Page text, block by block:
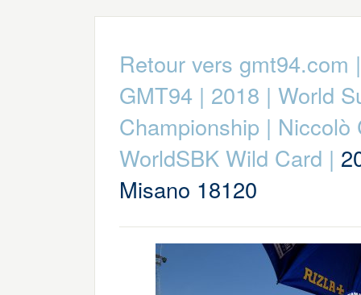
Retour vers gmt94.com
GMT94 | 2018 | World
Championship | Niccolò
WorldSBK Wild Card |
Misano 18120